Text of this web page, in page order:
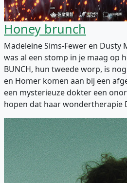
Honey brunch
Madeleine Sims-Fewer en Dusty
was al een stomp in je maag op
BUNCH, hun tweede worp, is
en Homer komen aan bij een
een mysterieuze dokter een
hopen dat haar wondertherapie